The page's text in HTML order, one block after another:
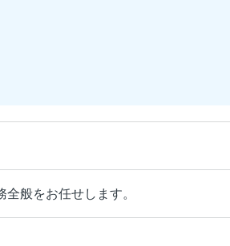
般をお任せします。